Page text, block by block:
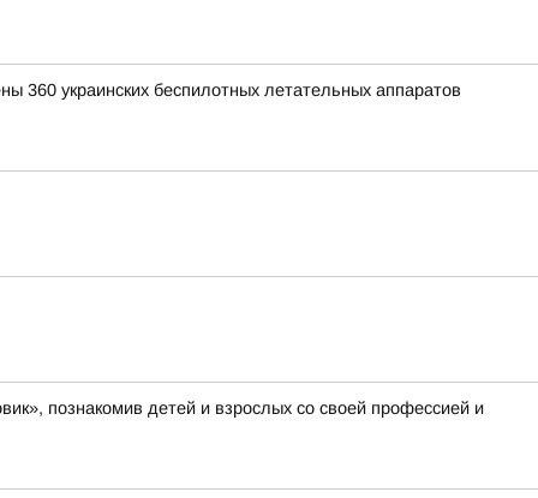
украинских беспилотных летательных аппаратов
познакомив детей и взрослых со своей профессией и